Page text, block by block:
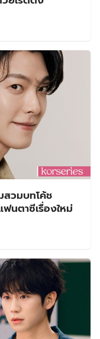
สวมบทโค้ช
นตาซีเรื่องใหม่